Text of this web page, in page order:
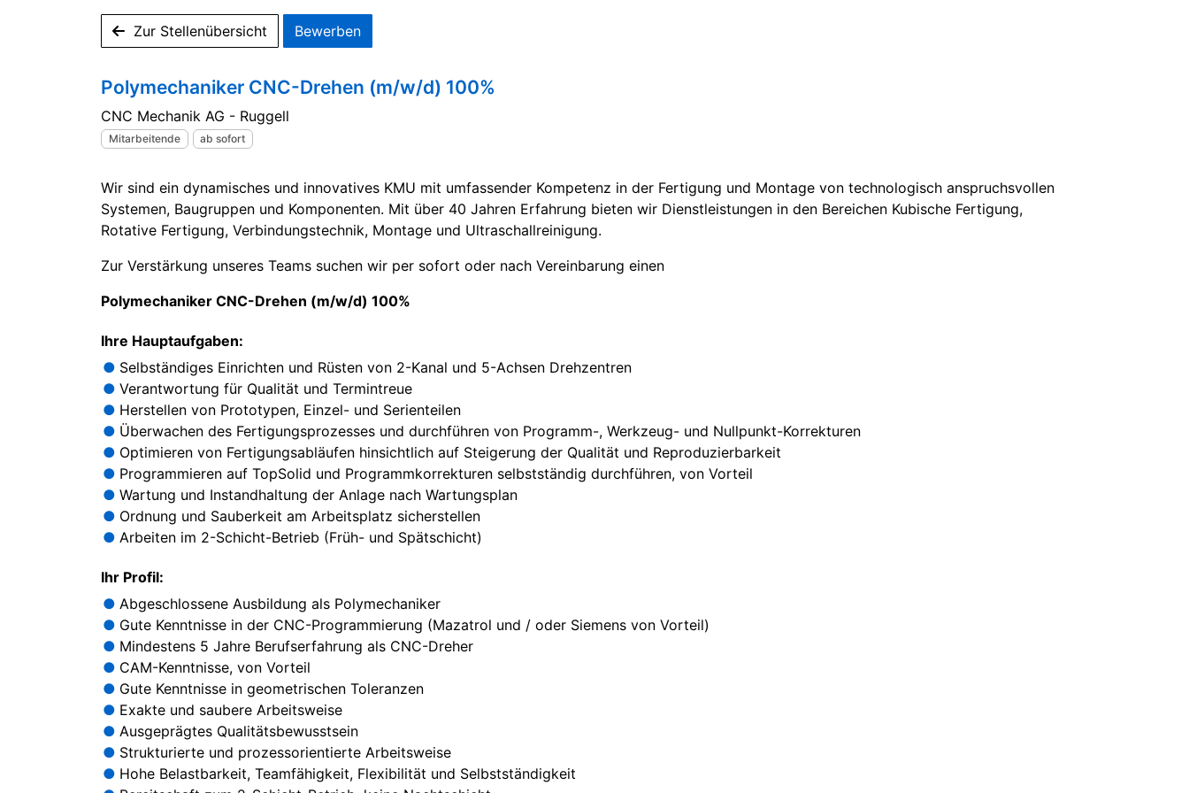
Zur Stellenübersicht Bewerben
Polymechaniker CNC-Drehen (m/w/d) 100%
CNC Mechanik AG - Ruggell
Mitarbeitende ab sofort
Wir sind ein dynamisches und innovatives KMU mit umfassender Kompetenz in der Fertigung und Montage von technologisch anspruchsvollen
Systemen, Baugruppen und Komponenten. Mit über 40 Jahren Erfahrung bieten wir Dienstleistungen in den Bereichen Kubische Fertigung,
Rotative Fertigung, Verbindungstechnik, Montage und Ultraschallreinigung.
Zur Verstärkung unseres Teams suchen wir per sofort oder nach Vereinbarung einen
Polymechaniker CNC-Drehen (m/w/d) 100%
Ihre Hauptaufgaben:
Selbständiges Einrichten und Rüsten von 2-Kanal und 5-Achsen Drehzentren
Verantwortung für Qualität und Termintreue
Herstellen von Prototypen, Einzel- und Serienteilen
Überwachen des Fertigungsprozesses und durchführen von Programm-, Werkzeug- und Nullpunkt-Korrekturen
Optimieren von Fertigungsabläufen hinsichtlich auf Steigerung der Qualität und Reproduzierbarkeit
Programmieren auf TopSolid und Programmkorrekturen selbstständig durchführen, von Vorteil
Wartung und Instandhaltung der Anlage nach Wartungsplan
Ordnung und Sauberkeit am Arbeitsplatz sicherstellen
Arbeiten im 2-Schicht-Betrieb (Früh- und Spätschicht)
Ihr Profil:
Abgeschlossene Ausbildung als Polymechaniker
Gute Kenntnisse in der CNC-Programmierung (Mazatrol und / oder Siemens von Vorteil)
Mindestens 5 Jahre Berufserfahrung als CNC-Dreher
CAM-Kenntnisse, von Vorteil
Gute Kenntnisse in geometrischen Toleranzen
Exakte und saubere Arbeitsweise
Ausgeprägtes Qualitätsbewusstsein
Strukturierte und prozessorientierte Arbeitsweise
Hohe Belastbarkeit, Teamfähigkeit, Flexibilität und Selbstständigkeit